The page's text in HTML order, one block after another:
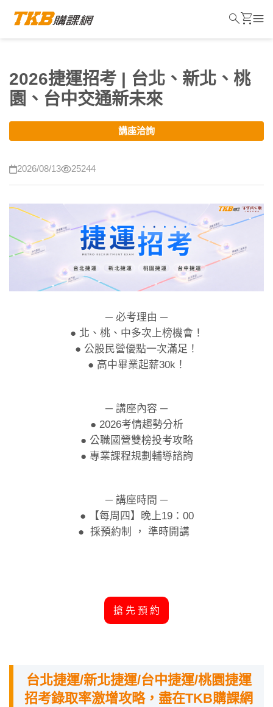
2026捷運招考 | 台北、新北、桃
園、台中交通新未來
講座洽詢
2026/08/13 25244
─ 必考理由 ─
● 北、桃、中多次上榜機會！
● 公股民營優點一次滿足！
● 高中畢業起薪30k！
─ 講座內容 ─
● 2026考情趨勢分析
● 公職國營雙榜投考攻略
● 專業課程規劃輔導諮詢
─ 講座時間 ─
● 【每周四】晚上19：00
● 採預約制 ， 準時開講
搶 先 預 約
台北捷運/新北捷運/台中捷運/桃園捷運
招考錄取率激增攻略，盡在TKB購課網
searchshopping_cartmenu